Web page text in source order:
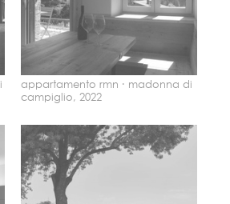
appartamento rmn · madonna di
campiglio, 2022